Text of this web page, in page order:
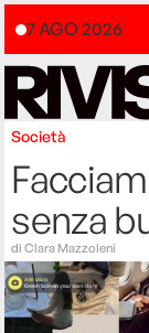
7 AGO 2026
Società
senza
diClara Mazzoleni